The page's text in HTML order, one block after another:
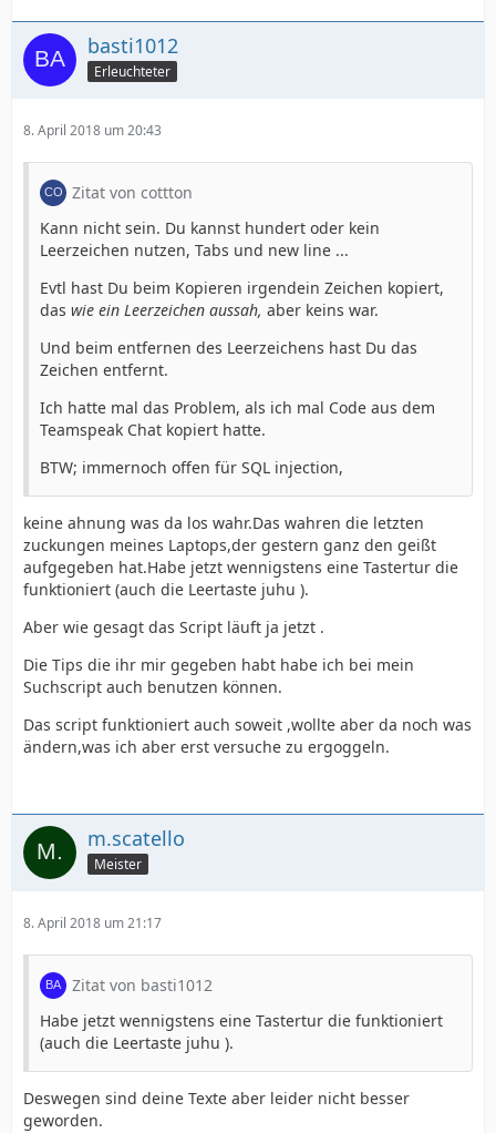
basti1012
Erleuchteter
8. April 2018 um 20:43
Zitat von cottton
Kann nicht sein. Du kannst hundert oder kein
Leerzeichen nutzen, Tabs und new line ...
Evtl hast Du beim Kopieren irgendein Zeichen kopiert,
das wie ein Leerzeichen aussah, aber keins war.
Und beim entfernen des Leerzeichens hast Du das
Zeichen entfernt.
Ich hatte mal das Problem, als ich mal Code aus dem
Teamspeak Chat kopiert hatte.
BTW; immernoch offen für SQL injection,
keine ahnung was da los wahr.Das wahren die letzten
zuckungen meines Laptops,der gestern ganz den geißt
aufgegeben hat.Habe jetzt wennigstens eine Tastertur die
funktioniert (auch die Leertaste juhu ).
Aber wie gesagt das Script läuft ja jetzt .
Die Tips die ihr mir gegeben habt habe ich bei mein
Suchscript auch benutzen können.
Das script funktioniert auch soweit ,wollte aber da noch was
ändern,was ich aber erst versuche zu ergoggeln.
m.scatello
Meister
8. April 2018 um 21:17
Zitat von basti1012
Habe jetzt wennigstens eine Tastertur die funktioniert
(auch die Leertaste juhu ).
Deswegen sind deine Texte aber leider nicht besser
geworden.